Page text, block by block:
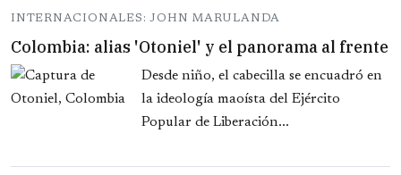
INTERNACIONALES: JOHN MARULANDA
Colombia: alias 'Otoniel' y el panorama al frente
Desde niño, el cabecilla se encuadró en
la ideología maoísta del Ejército
Popular de Liberación...